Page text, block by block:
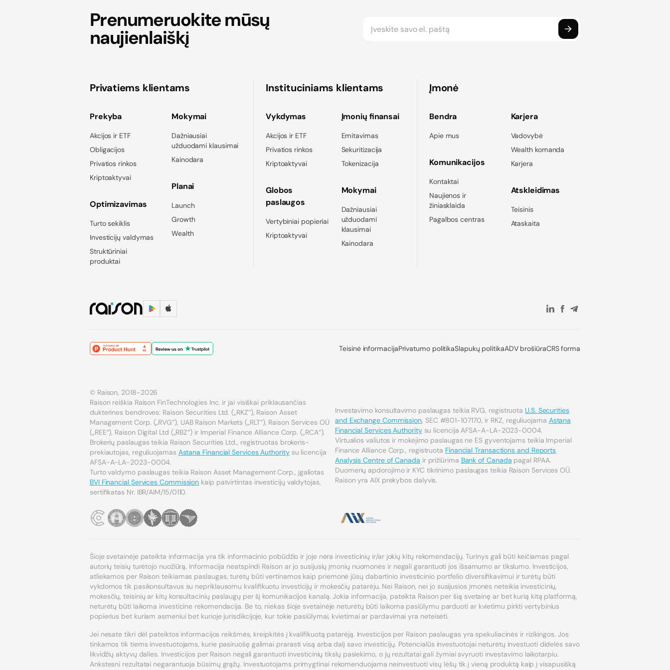
Prenumeruokite mūsų
naujienlaiškį
Privatiems klientams
Prekyba
Akcijos ir ETF
Obligacijos
Privatios rinkos
Kriptoaktyvai
Optimizavimas
Turto sekiklis
Investicijų valdymas
Struktūriniai
produktai
Mokymai
Dažniausiai
užduodami klausimai
Kainodara
Planai
Launch
Growth
Wealth
Instituciniams klientams
Vykdymas
Akcijos ir ETF
Privatios rinkos
Kriptoaktyvai
Globos
paslaugos
Vertybiniai popieriai
Kriptoaktyvai
Įmonių finansai
Emitavimas
Sekuritizacija
Tokenizacija
Mokymai
Dažniausiai
užduodami
klausimai
Kainodara
Įmonė
Bendra
Apie mus
Komunikacijos
Kontaktai
Naujienos ir
žiniasklaida
Pagalbos centras
Karjera
Vadovybė
Wealth komanda
Karjera
Atskleidimas
Teisinis
Ataskaita
Teisinė informacijaPrivatumo politikaSlapukų politikaADV brošiūraCRS forma
© Raison, 2018-2026
Raison reiškia Raison FinTechnologies Inc. ir jai visiškai priklausančias
dukterines bendroves: Raison Securities Ltd. („RKZ“), Raison Asset
Management Corp. („RVG“), UAB Raison Markets („RLT“), Raison Services OÜ
(„REE“), Raison Digital Ltd („RBZ“) ir Imperial Finance Alliance Corp. („RCA“).
Brokerių paslaugas teikia Raison Securities Ltd., registruotas brokeris-
prekiautojas, reguliuojamas Astana Financial Services Authoritysu licencija
AFSA-A-LA-2023-0004.
Turto valdymo paslaugas teikia Raison Asset Management Corp., įgaliotas
BVI Financial Services Commission kaip patvirtintas investicijų valdytojas,
sertifikatas Nr. IBR/AIM/15/0110.
Investavimo konsultavimo paslaugas teikia RVG, registruota U.S. Securities
and Exchange Commission, SEC #801-107170, ir RKZ, reguliuojama Astana
Financial Services Authoritysu licencija AFSA-A-LA-2023-0004.
Virtualios valiutos ir mokėjimo paslaugas ne ES gyventojams teikia Imperial
Finance Alliance Corp., registruota Financial Transactions and Reports
Analysis Centre of Canada ir prižiūrima Bank of Canada pagal RPAA.
Duomenų apdorojimo ir KYC tikrinimo paslaugas teikia Raison Services OÜ.
Raison yra AIX prekybos dalyvis.
Šioje svetainėje pateikta informacija yra tik informacinio pobūdžio ir joje nėra investicinių ir/ar jokių kitų rekomendacijų. Turinys gali būti keičiamas pagal
autorių teisių turėtojo nuožiūrą. Informacija neatspindi Raison ar jo susijusių įmonių nuomonės ir negali garantuoti jos išsamumo ar tikslumo. Investicijos,
atliekamos per Raison teikiamas paslaugas, turėtų būti vertinamos kaip priemonė jūsų dabartinio investicinio portfelio diversifikavimui ir turėtų būti
vykdomos tik pasikonsultavus su nepriklausomu kvalifikuotu investicijų ir mokesčių patarėju. Nei Raison, nei jo susijusios įmonės neteikia investicinių,
mokesčių, teisinių ar kitų konsultacinių paslaugų per šį komunikacijos kanalą. Jokia informacija, pateikta Raison per šią svetainę ar bet kurią kitą platformą,
neturėtų būti laikoma investicine rekomendacija. Be to, niekas šioje svetainėje neturėtų būti laikoma pasiūlymu parduoti ar kvietimu pirkti vertybinius
popierius bet kuriam asmeniui bet kurioje jurisdikcijoje, kur tokie pasiūlymai, kvietimai ar pardavimai yra neteisėti.
Jei nesate tikri dėl pateiktos informacijos reikšmės, kreipkitės į kvalifikuotą patarėją. Investicijos per Raison paslaugas yra spekuliacinės ir rizikingos. Jos
tinkamos tik tiems investuotojams, kurie pasiruošę galimai prarasti visą arba dalį savo investicijų. Potencialūs investuotojai neturėtų investuoti didelės savo
likvidžių aktyvų dalies. Investicijos per Raison negali garantuoti investicinių tikslų pasiekimo, o jų rezultatai gali žymiai svyruoti investavimo laikotarpiu.
Ankstesni rezultatai negarantuoja būsimų grąžų. Investuotojams primygtinai rekomenduojama neinvestuoti visų lėšų tik į vieną produktą kaip į visapusišką